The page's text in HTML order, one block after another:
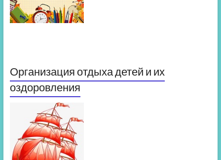
Организация отдыха детей и их
оздоровления